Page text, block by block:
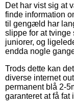
Det har vist sig at
finde information
til gengæld har
slippe for at tvinge
juniorer, og
endda nogle
Trods dette kan
diverse internet
permanent blå 2-
garanteret at få fat